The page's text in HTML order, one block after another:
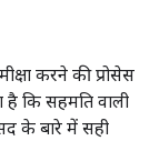
करने की प्रोसेस
कि सहमति वाली
के बारे में सही